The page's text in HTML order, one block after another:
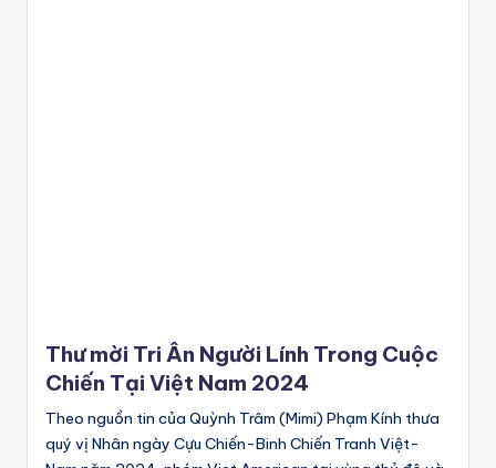
Thư mời Tri Ân Người Lính Trong Cuộc
Chiến Tại Việt Nam 2024
Theo nguồn tin của Quỳnh Trâm (Mimi) Phạm Kính thưa
quý vị Nhân ngày Cựu Chiến-Binh Chiến Tranh Việt-